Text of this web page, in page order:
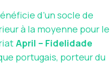
d’un socle de
à la moyenne pour le
April – Fidelidade
portugais, porteur du